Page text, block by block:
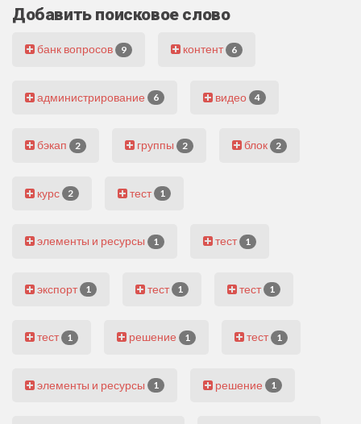
Добавить поисковое слово
банк вопросов 9 контент 6
администрирование 6 видео 4
бэкап 2 группы 2 блок 2
курс 2 тест 1
элементы и ресурсы 1 тест 1
экспорт 1 тест 1 тест 1
тест 1 решение 1 тест 1
элементы и ресурсы 1 решение 1